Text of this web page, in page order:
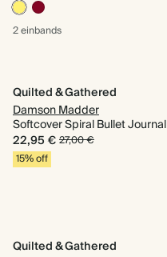
2 einbands
Quilted & Gathered
Damson Madder
Softcover Spiral Bullet Journal
22,95 €27,00 €
15% off
Quilted & Gathered